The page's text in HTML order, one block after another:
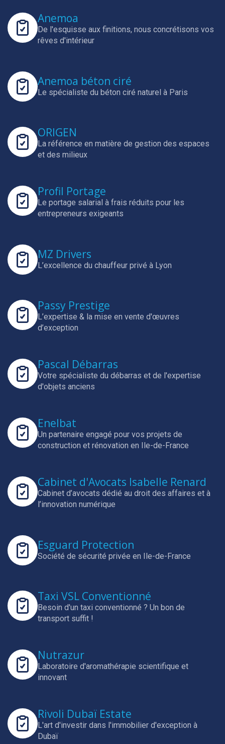
Anemoa
De l'esquisse aux finitions, nous concrétisons vos
rêves d'intérieur
Anemoa béton ciré
Le spécialiste du béton ciré naturel à Paris
ORIGEN
La référence en matière de gestion des espaces
et des milieux
Profil Portage
Le portage salarial à frais réduits pour les
entrepreneurs exigeants
MZ Drivers
L’excellence du chauffeur privé à Lyon
Passy Prestige
L’expertise & la mise en vente d'œuvres
d’exception
Pascal Débarras
Votre spécialiste du débarras et de l'expertise
d'objets anciens
Enelbat
Un partenaire engagé pour vos projets de
construction et rénovation en Ile-de-France
Cabinet d'Avocats Isabelle Renard
Cabinet d’avocats dédié au droit des affaires et à
l’innovation numérique
Esguard Protection
Société de sécurité privée en Ile-de-France
Taxi VSL Conventionné
Besoin d'un taxi conventionné ? Un bon de
transport suffit !
Nutrazur
Laboratoire d'aromathérapie scientifique et
innovant
Rivoli Dubaï Estate
L'art d'investir dans l'immobilier d'exception à
Dubaï